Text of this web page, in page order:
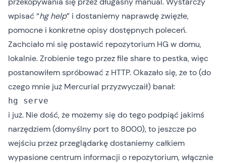
wpisać “hg help” i dostaniemy naprawdę zwięzłe,
pomocne i konkretne opisy dostępnych poleceń.
Zachciało mi się postawić repozytorium HG w domu,
lokalnie. Zrobienie tego przez file share to pestka, więc
postanowiłem spróbować z HTTP. Okazało się, że to (do
czego mnie już Mercurial przyzwyczaił) banał:
hg serve
i już. Nie dość, że możemy się do tego podpiąć jakimś
narzędziem (domyślny port to 8000), to jeszcze po
wejściu przez przeglądarkę dostaniemy całkiem
wypasione centrum informacji o repozytorium, włącznie